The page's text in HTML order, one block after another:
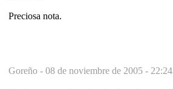
Preciosa nota.
Goreño - 08 de noviembre de 2005 - 22:24